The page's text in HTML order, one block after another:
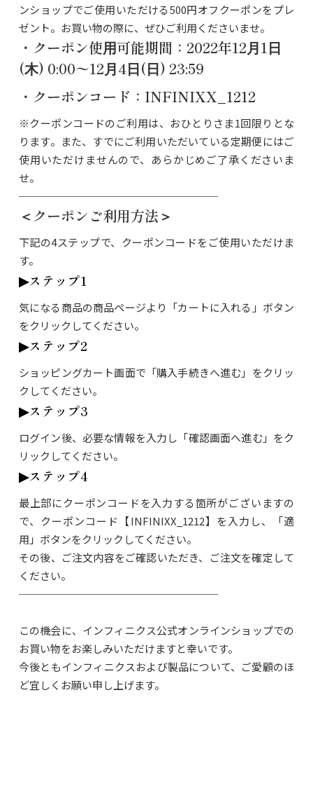
ンショップでご使⽤いただける500円オフクーポンをプレ
ゼント。お買い物の際に、ぜひご利⽤くださいませ。
・クーポン使⽤可能期間：2022年12⽉1⽇
(⽊) 0:00〜12⽉4⽇(⽇) 23:59
・クーポンコード：INFINIXX_1212
※クーポンコードのご利⽤は、おひとりさま1回限りとな
ります。また、すでにご利⽤いただいている定期便にはご
使⽤いただけませんので、あらかじめご了承くださいま
せ。
───────────────────
＜クーポンご利用方法＞
下記の4ステップで、クーポンコードをご使用いただけま
す。
▶︎ステップ1
気になる商品の商品ページより「カートに入れる」ボタン
をクリックしてください。
▶︎ステップ2
ショッピングカート画面で「購入手続きへ進む」をクリッ
クしてください。
▶︎ステップ3
ログイン後、必要な情報を入力し「確認画面へ進む」をク
リックしてください。
▶︎ステップ4
最上部にクーポンコードを入力する箇所がございますの
で、クーポンコード【INFINIXX_1212】を入力し、「適
用」ボタンをクリックしてください。
その後、ご注文内容をご確認いただき、ご注文を確定して
ください。
───────────────────
この機会に、インフィニクス公式オンラインショップでの
お買い物をお楽しみいただけますと幸いです。
今後ともインフィニクスおよび製品について、ご愛顧のほ
ど宜しくお願い申し上げます。